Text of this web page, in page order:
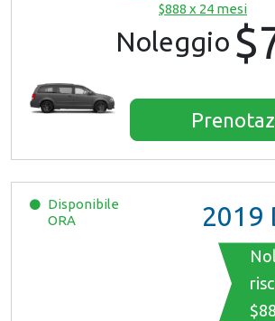
$888 x 24 mesi
Noleggio
Disponibile
ORA
2019